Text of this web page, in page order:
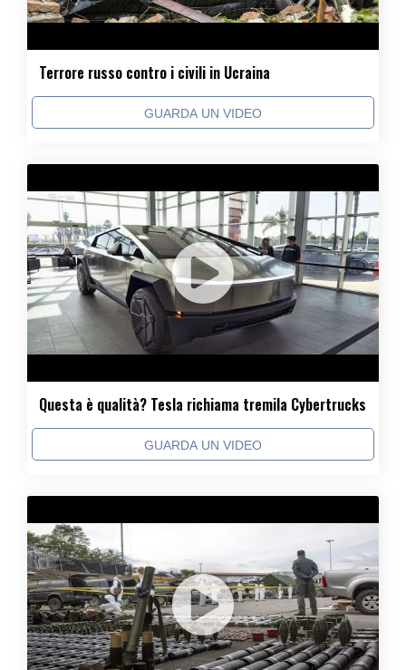
Terrore russo contro i civili in Ucraina
GUARDA UN VIDEO
Questa è qualità? Tesla richiama tremila Cybertrucks
GUARDA UN VIDEO